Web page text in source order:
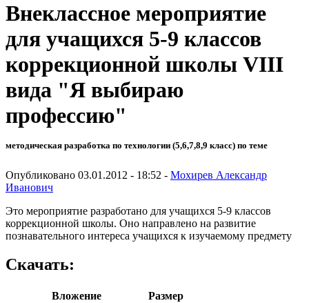
Внеклассное мероприятие
для учащихся 5-9 классов
коррекционной школы VIII
вида "Я выбираю
профессию"
методическая разработка по технологии (5,6,7,8,9 класс) по теме
Опубликовано 03.01.2012 - 18:52 - Мохирев Александр
Иванович
Это мероприятие разработано для учащихся 5-9 классов
коррекционной школы. Оно направлено на развитие
познавательного интереса учащихся к изучаемому предмету
Скачать:
Вложение
Размер